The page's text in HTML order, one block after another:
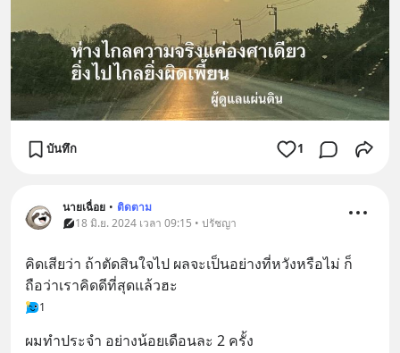
บันทึก 1
นายเฉื่อย • ติดตาม
18 มิ.ย. 2024 เวลา 09:15 • ปรัชญา
คิดเสียว่า ถ้าตัดสินใจไป ผลจะเป็นอย่างที่หวังหรือไม่ ก็
ถือว่าเราคิดดีที่สุดแล้วฮะ
1
ผมทำประจำ อย่างน้อยเดือนละ 2 ครั้ง